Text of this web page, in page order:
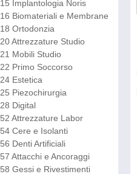
15 Implantologia Noris
16 Biomateriali e Membrane
18 Ortodonzia
20 Attrezzature Studio
21 Mobili Studio
22 Primo Soccorso
24 Estetica
25 Piezochirurgia
28 Digital
52 Attrezzature Labor
54 Cere e Isolanti
56 Denti Artificiali
57 Attacchi e Ancoraggi
58 Gessi e Rivestimenti